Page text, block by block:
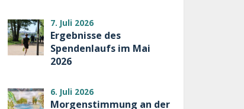
7. Juli 2026
Ergebnisse des
Spendenlaufs im Mai
2026
6. Juli 2026
Morgenstimmung an der